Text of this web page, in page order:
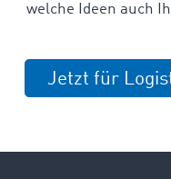
welche Ideen auch
Jetzt für